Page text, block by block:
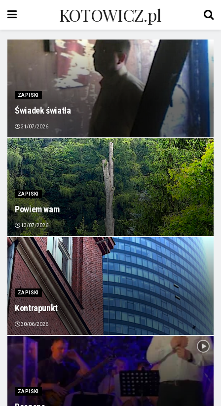
KOTOWICZ.pl
ZAPISKI
Świadek światła
31/07/2026
ZAPISKI
Powiem wam
13/07/2026
ZAPISKI
Kontrapunkt
30/06/2026
ZAPISKI